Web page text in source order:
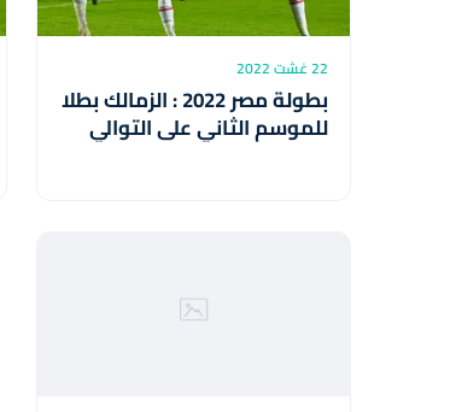
22 غشت 2022
بطولة مصر 2022 : الزمالك بطلا
للموسم الثاني على التوالي